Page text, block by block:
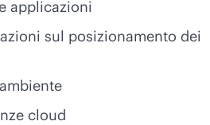
applicazioni
sul posizionamento dei
cloud